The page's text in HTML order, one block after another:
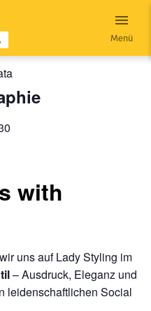
Menü
with
uns auf Lady Styling im
– Ausdruck, Eleganz und
leidenschaftlichen Social